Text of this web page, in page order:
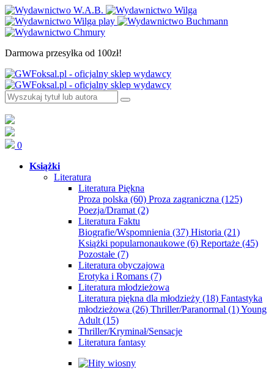
Darmowa przesyłka od 100zł!
0
Książki
Literatura
Literatura Piękna
Proza polska (60) Proza zagraniczna (125)
Poezja/Dramat (2)
Literatura Faktu
Biografie/Wspomnienia (37) Historia (21)
Książki popularnonaukowe (6) Reportaże (45)
Pozostałe (7)
Literatura obyczajowa
Erotyka i Romans (7)
Literatura młodzieżowa
Literatura piękna dla młodzieży (18) Fantastyka
młodzieżowa (26) Thriller/Paranormal (1)Young
Adult (15)
Thriller/Kryminał/Sensacje
Literatura fantasy